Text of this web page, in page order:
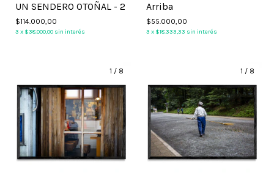
UN SENDERO OTOÑAL - 2
$114.000,00
3 x $38.000,00 sin interés
Arriba
$55.000,00
3 x $18.333,33 sin interés
1 / 8 1 / 8